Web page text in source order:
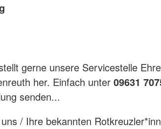
gerne unsere Servicestelle
her. Einfach unter 09631
senden...
/ Ihre bekannten